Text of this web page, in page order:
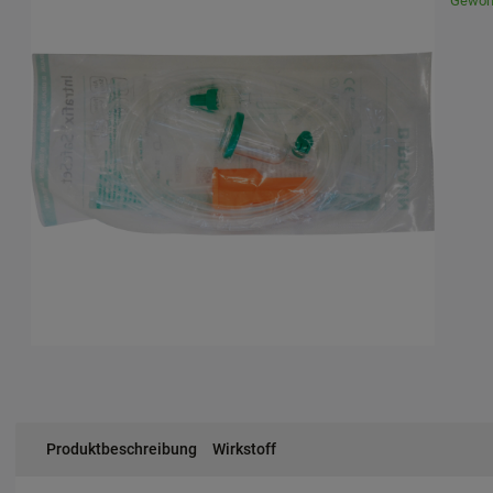
Produktbeschreibung Wirkstoff